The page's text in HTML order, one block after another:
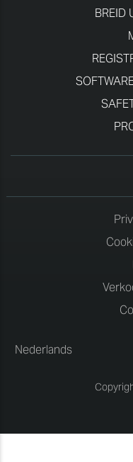
BREID
Nederlands